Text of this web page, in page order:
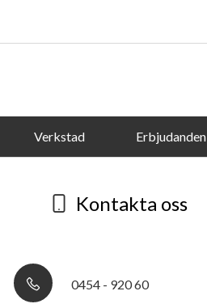
Verkstad Erbjudanden
Kontakta oss
0454 - 920 60